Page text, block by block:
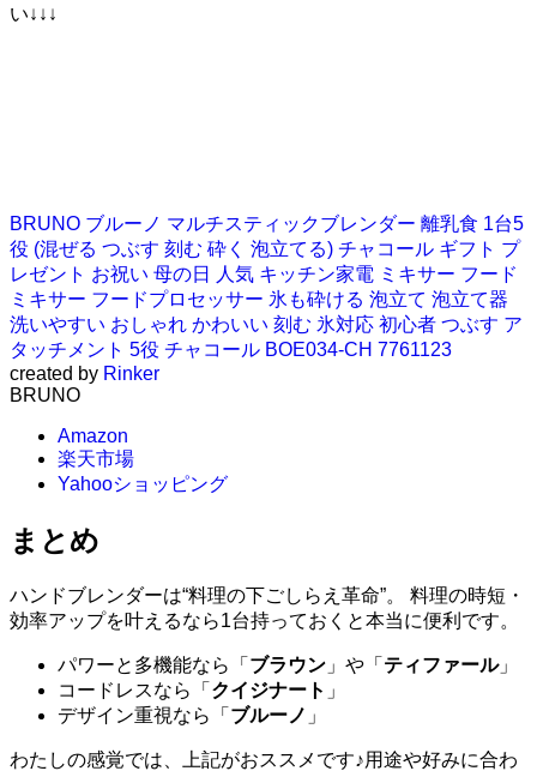
い↓↓↓
BRUNO ブルーノ マルチスティックブレンダー 離乳食 1台5
役 (混ぜる つぶす 刻む 砕く 泡立てる) チャコール ギフト プ
レゼント お祝い 母の日 人気 キッチン家電 ミキサー フード
ミキサー フードプロセッサー 氷も砕ける 泡立て 泡立て器
洗いやすい おしゃれ かわいい 刻む 氷対応 初心者 つぶす ア
タッチメント 5役 チャコール BOE034-CH 7761123
created by Rinker
BRUNO
Amazon
楽天市場
Yahooショッピング
まとめ
ハンドブレンダーは“料理の下ごしらえ革命”。 料理の時短・
効率アップを叶えるなら1台持っておくと本当に便利です。
パワーと多機能なら「 ブラウン 」や「 ティファール」
コードレスなら「 クイジナート 」
デザイン重視なら「 ブルーノ 」
わたしの感覚では、上記がおススメ です♪用途や好みに合わ